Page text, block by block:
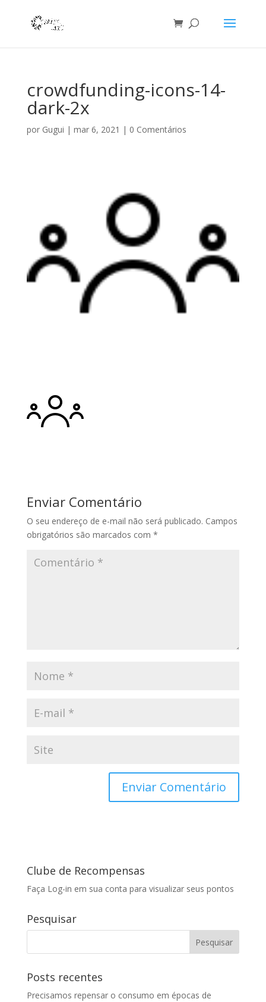
crowdfunding-icons-14-
dark-2x
por Gugui | mar 6, 2021 | 0 Comentários
Enviar Comentário
O seu endereço de e-mail não será publicado. Campos
obrigatórios são marcados com *
Clube de Recompensas
Faça Log-in em sua conta para visualizar seus pontos
Pesquisar
Posts recentes
Precisamos repensar o consumo em épocas de